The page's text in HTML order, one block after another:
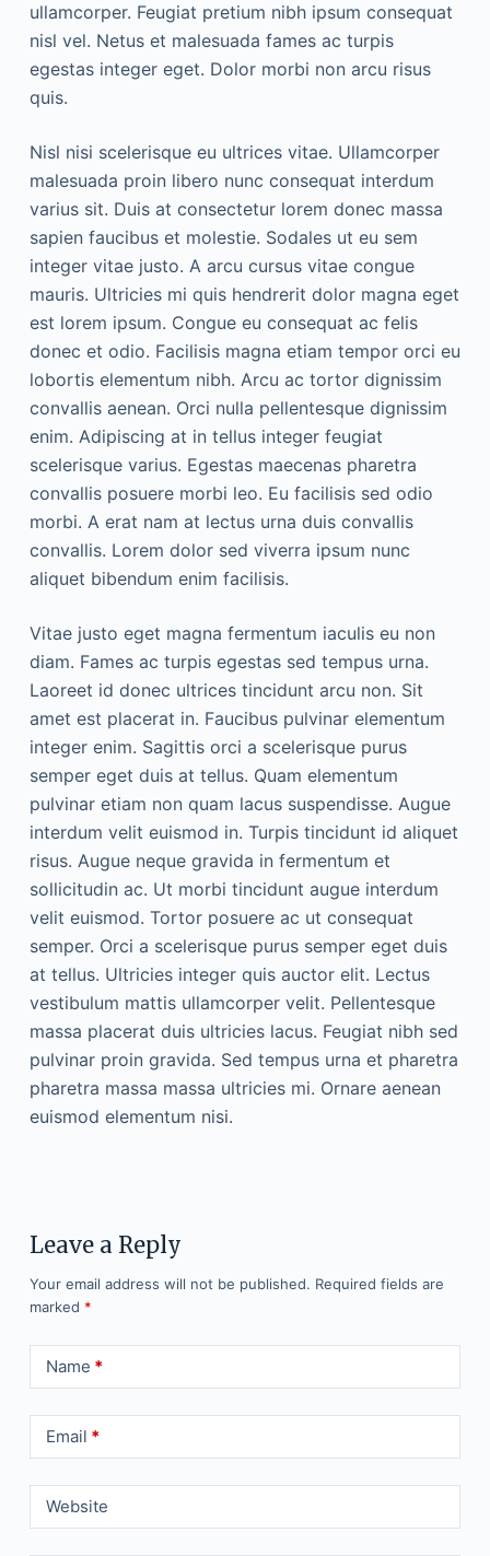
ullamcorper. Feugiat pretium nibh ipsum consequat
nisl vel. Netus et malesuada fames ac turpis
egestas integer eget. Dolor morbi non arcu risus
quis.
Nisl nisi scelerisque eu ultrices vitae. Ullamcorper
malesuada proin libero nunc consequat interdum
varius sit. Duis at consectetur lorem donec massa
sapien faucibus et molestie. Sodales ut eu sem
integer vitae justo. A arcu cursus vitae congue
mauris. Ultricies mi quis hendrerit dolor magna eget
est lorem ipsum. Congue eu consequat ac felis
donec et odio. Facilisis magna etiam tempor orci eu
lobortis elementum nibh. Arcu ac tortor dignissim
convallis aenean. Orci nulla pellentesque dignissim
enim. Adipiscing at in tellus integer feugiat
scelerisque varius. Egestas maecenas pharetra
convallis posuere morbi leo. Eu facilisis sed odio
morbi. A erat nam at lectus urna duis convallis
convallis. Lorem dolor sed viverra ipsum nunc
aliquet bibendum enim facilisis.
Vitae justo eget magna fermentum iaculis eu non
diam. Fames ac turpis egestas sed tempus urna.
Laoreet id donec ultrices tincidunt arcu non. Sit
amet est placerat in. Faucibus pulvinar elementum
integer enim. Sagittis orci a scelerisque purus
semper eget duis at tellus. Quam elementum
pulvinar etiam non quam lacus suspendisse. Augue
interdum velit euismod in. Turpis tincidunt id aliquet
risus. Augue neque gravida in fermentum et
sollicitudin ac. Ut morbi tincidunt augue interdum
velit euismod. Tortor posuere ac ut consequat
semper. Orci a scelerisque purus semper eget duis
at tellus. Ultricies integer quis auctor elit. Lectus
vestibulum mattis ullamcorper velit. Pellentesque
massa placerat duis ultricies lacus. Feugiat nibh sed
pulvinar proin gravida. Sed tempus urna et pharetra
pharetra massa massa ultricies mi. Ornare aenean
euismod elementum nisi.
Leave a Reply
Your email address will not be published. Required fields are
marked *
Name *
Email *
Website